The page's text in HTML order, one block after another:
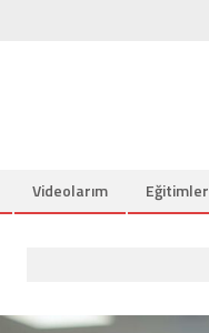
Videolarım Eğitimler